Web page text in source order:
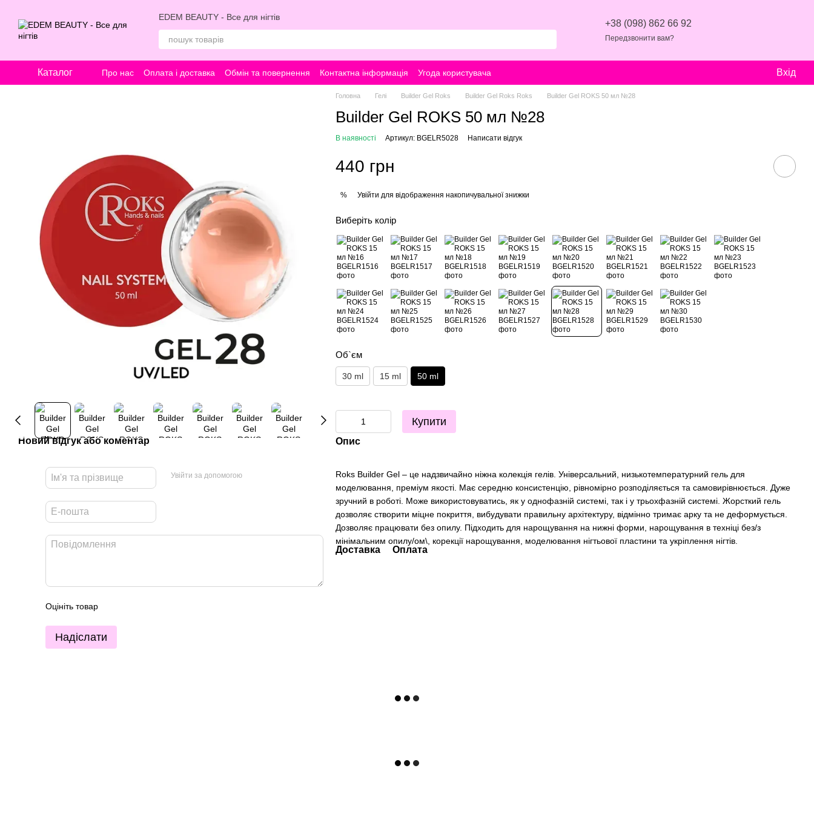
EDEM BEAUTY - Все для нігтів
+38 (098) 862 66 92
Передзвонити вам?
Каталог Про нас Оплата і доставка Обмін та повернення Контактна інформація Угода користувача Вхід
Новий відгук або коментар
Увійти за допомогою
Оцініть товар
Надіслати
Головна Гелі Builder Gel Roks Builder Gel Roks Roks Builder Gel ROKS 50 мл №28
Builder Gel ROKS 50 мл №28
В наявності Артикул: BGELR5028 Написати відгук
440 грн
% Увійти для відображення накопичувальної знижки
Виберіть колір
Об`єм
30 ml 15 ml 50 ml
Купити
Опис
Roks Builder Gel – це надзвичайно ніжна колекція гелів. Універсальний, низькотемпературний гель для
моделювання, преміум якості. Має середню консистенцію, рівномірно розподіляється та самовирівнюється. Дуже
зручний в роботі. Може використовуватись, як у однофазній системі, так і у трьохфазній системі. Жорсткий гель
дозволяє створити міцне покриття, вибудувати правильну архітектуру, відмінно тримає арку та не деформується.
Дозволяє працювати без опилу. Підходить для нарощування на нижні форми, нарощування в техніці без/з
мінімальним опилу/ом\, корекції нарощування, моделювання нігтьової пластини та укріплення нігтів.
Доставка Оплата